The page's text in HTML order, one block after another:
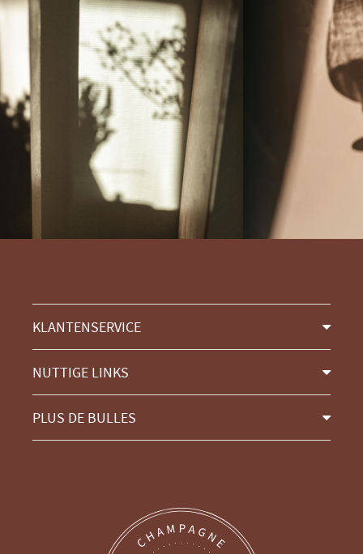
KLANTENSERVICE
NUTTIGE LINKS
PLUS DE BULLES